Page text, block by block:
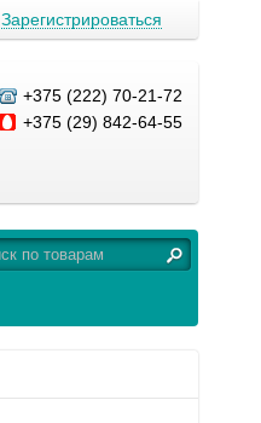
Зарегистрироваться
+375 (222) 70-21-72
+375 (29) 842-64-55